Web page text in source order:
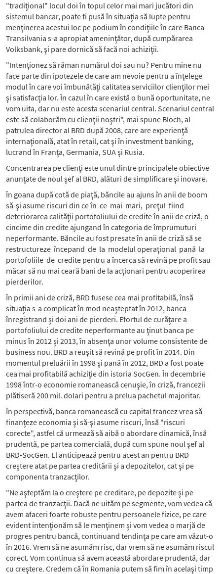
"tradiţional" locul doi în to­pul celor mai mari jucători din
sistemul bancar, poate fi pusă în situaţia să lupte pentru
menţinerea acestui loc pe podium în condiţiile în care Banca
Transilvania s-a apropiat ameninţător, după cumpărarea
Volksbank, şi pare dornică să facă noi achiziţii.
"Intenţionez să răman numărul doi sau nu? Pentru mine nu
face parte din ipotezele de care am nevoie pentru a înţelege
modul în care voi îmbunătăţi calitatea serviciilor clienţilor mei
şi satisfacţia lor. În cazul în care există o bună oportunitate, ne
vom uita, dar nu este acesta scenariul central. Scena­riul central
este să colaborăm cu clienţii noştri", mai spune Bloch, al
patrulea director al BRD după 2008, care are experienţă
internaţională, atat în retail, cat şi în investment banking,
lucrand în Franţa, Germania, SUA şi Rusia.
Concentrarea pe clienţi este unul dintre principalele obiective
anunţate de noul şef al BRD, alături de simplificare şi inovare.
În goana după cotă de piaţă, băncile au ajuns în anii de boom
să-şi asume riscuri din ce în ce mai mari, preţul fiind
deteriorarea calităţii portofoliului de credite în anii de criză, o
cincime din credite ajungand în categoria de împrumuturi
neperformante. Băncile au fost presate în anii de criză să se
restructureze începand de la modelul operaţional pană la
portofoliile de credite pentru a încerca să revină pe profit sau
măcar să nu mai ceară bani de la acţionari pentru acoperirea
pierderilor.
În primii ani de criză, BRD fusese cea mai profitabilă, însă
situaţia s-a complicat în mod neaşteptat în 2012, banca
înregistrand şi doi ani de pierderi. Efortul de curăţare a
portofoliului de credite neperformante au ţinut banca pe
minus în 2012 şi 2013, în absenţa unor volume consistente de
business nou. BRD a reuşit să revină pe profit în 2014. Din
momentul preluării în 1998 şi pană în 2012, BRD a fost poate
cea mai profitabilă achiziţie din istoria SocGen. În decembrie
1998 într-o economie romanească cenuşie, în criză, francezii
plătiseră 200 mil. dolari pentru a prelua pachetul majoritar.
În perspectivă, banca romanească cu capital francez vrea să
finanţeze economia şi să-şi asume riscuri, însă "riscuri
corecte", astfel că urmează să aibă o abordare dinamică, însă
prudentă, pe partea comercială, după cum spune noul şef al
BRD-SocGen. El anticipează pentru acest an pentru BRD
creştere atat pe partea creditării şi a depozitelor, cat şi pe
componenta tranzacţilor.
"Ne aşteptăm la o creştere pe creditare, pe depozite şi pe
partea de tranzacţii. Dacă ne uităm pe segmente, vom vedea că
avem afaceri foarte robuste pentru persoanele fizice, pe care
evident intenţionăm să le menţinem şi vom vedea o marjă de
progres pentru bancă, continuand tendinţa pe care am văzut-o
în 2016. Vrem să ne asumăm risc, dar vrem să ne asumăm riscul
corect. Vom continua să avem această abordare prudentă, dar
cu creştere. Credem că în Romania putem să fim în acelaşi timp